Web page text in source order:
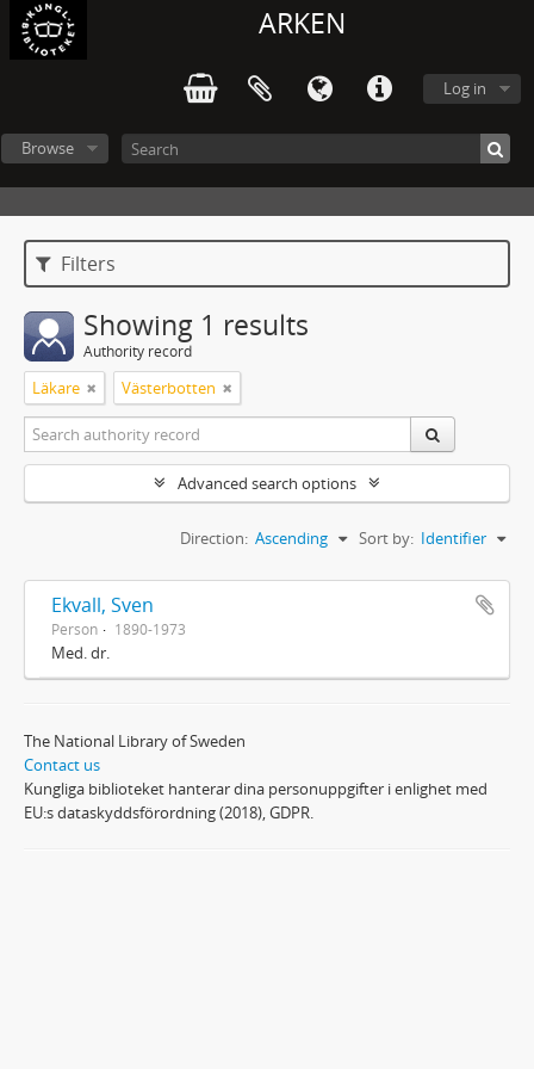
ARKEN
Log in
Browse
Filters
Showing 1 results
Authority record
Läkare Västerbotten
Advanced search options
Sort by: Identifier
Direction: Ascending
Ekvall, Sven
Person 1890-1973
Med. dr.
The National Library of Sweden
Contact us
Kungliga biblioteket hanterar dina personuppgifter i enlighet med
EU:s dataskyddsförordning (2018), GDPR.